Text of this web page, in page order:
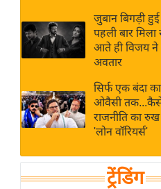
Hindi
Videos
IPL
2026
ई-पेपर
मिसाल बेमिसाल
शख्सियत
यंग इंडिया
साहित्य जगत
जुबान बिगड़ी
पहली बार मिला
आते ही विजय ने
अवतार
सिर्फ एक बंदा
ओवैसी
राजनीति का
'लोन वॉरियर्स'
ट्रेंडिंग